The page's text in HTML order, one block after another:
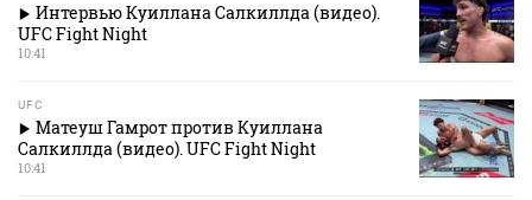
Интервью Куиллана Салкиллда (видео).
UFC Fight Night
10:41
UFC
Матеуш Гамрот против Куиллана
Салкиллда (видео). UFC Fight Night
10:41